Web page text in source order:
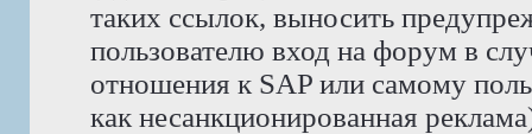
таких ссылок, выносить
пользователю вход на форум в
отношения к SAP или самому
как несанкционированная